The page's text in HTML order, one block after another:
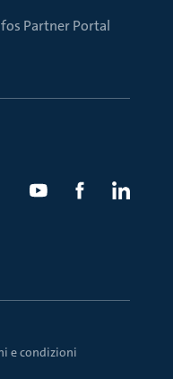
Partner Portal
e condizioni